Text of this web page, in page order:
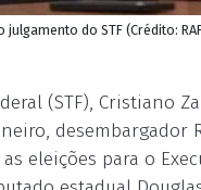
do STF (Crédito:
(STF), Cristiano
eleições para o